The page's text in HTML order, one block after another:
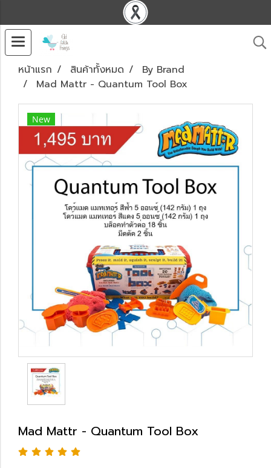
หน้าแรก สินค้าทั้งหมด
By Brand
Mad Mattr - Quantum Tool Box
New
Mad Mattr - Quantum Tool Box